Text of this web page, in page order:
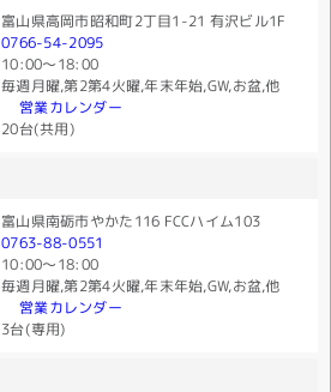
富山県高岡市昭和町2丁目1-21 有沢ビル1F
0766-54-2095
10:00〜18:00
毎週月曜,第2第4火曜,年末年始,GW,お盆,他
営業カレンダー
20台(共用)
富山県南砺市やかた116 FCCハイム103
0763-88-0551
10:00〜18:00
毎週月曜,第2第4火曜,年末年始,GW,お盆,他
営業カレンダー
3台(専用)